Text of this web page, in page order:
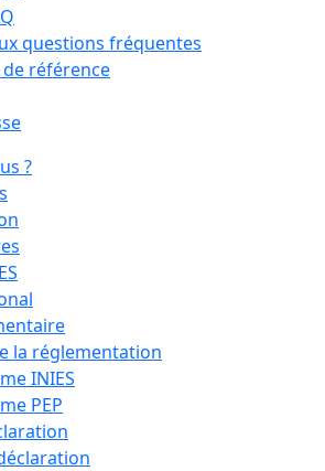
questions fréquentes
référence
?
la réglementation
INIES
PEP